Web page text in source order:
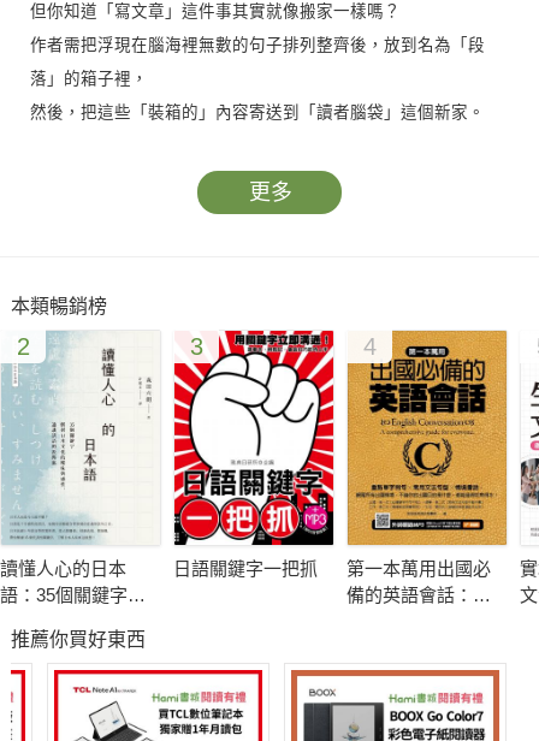
但你知道「寫文章」這件事其實就像搬家一樣嗎？
作者需把浮現在腦海裡無數的句子排列整齊後，放到名為「段
落」的箱子裡，
然後，把這些「裝箱的」內容寄送到「讀者腦袋」這個新家。
再卡關
作者用生活中常見的事物比喻「段落」功能，帶你藉由改變思考
方式，瞭解「易懂」的關鍵所在。並透過學習分段的原理，進而
掌握閱讀技巧。
特色2：正確運用「核心句」與「接續詞」，作文表達精準無礙
學會判讀之後，如何寫作呢？本書舉出各式句型特徵、使用方法
及實際運用的例句，教你如何整理想法並「寫清楚」，有效率地
傳遞想表達的事項，讓對方跟著你的邏輯走，增加文章說服力。
特色3：日常對話、PPT簡報、社群貼文，段落應用輕鬆上手
現代社會中的「段落」，概念已不限於傳統書面文章，諸如網路
新聞、日常對話、PPT、海報、社群貼文當中，處處存在著「段
更多
本類暢銷榜
2
讀懂人心的日本
語：35個關鍵字解
與感性，通透話語
的表與裏
3
日語關鍵字一把抓
4
第一本萬用出國必
備的英語會話：重
話
推薦你買好東西